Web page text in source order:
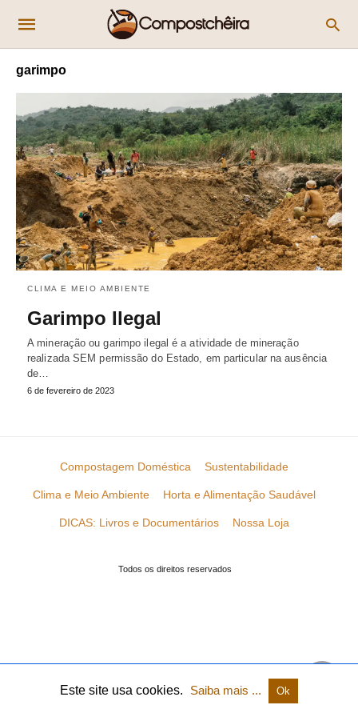
garimpo
CLIMA E MEIO AMBIENTE
Garimpo Ilegal
A mineração ou garimpo ilegal é a atividade de mineração
realizada SEM permissão do Estado, em particular na ausência
de…
6 de fevereiro de 2023
Compostagem Doméstica Sustentabilidade
Clima e Meio Ambiente Horta e Alimentação Saudável
DICAS: Livros e Documentários Nossa Loja
Todos os direitos reservados
Este site usa cookies. Saiba mais ... Ok